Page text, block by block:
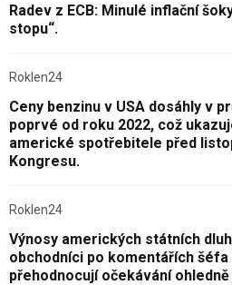
Radev z ECB: Minulé inflační
stopu“.
Roklen24
Ceny benzinu v USA dosáhly v
poprvé od roku 2022, což
americké spotřebitele před
Kongresu.
Roklen24
Výnosy amerických státních
obchodníci po komentářích šéfa
přehodnocují očekávání